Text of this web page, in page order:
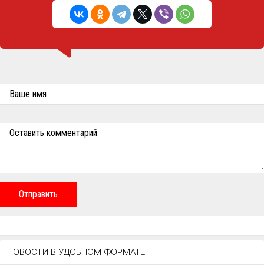
Ваше имя
Оставить комментарий
Отправить
НОВОСТИ В УДОБНОМ ФОРМАТЕ